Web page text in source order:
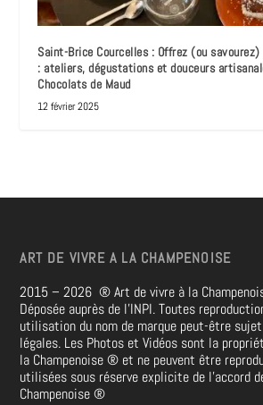
Saint-Brice Courcelles : Offrez (ou savourez)
: ateliers, dégustations et douceurs
Chocolats de Maud
12 février 2025
ART DE VIVRE A LA CHAMPENOISE
2015 – 2026®Art de vivre à la
Déposée auprès de l’INPI. Toutes
utilisation du nom de marque peut-être
légales. Les Photos et Vidéos sont la
la Champenoise® et ne peuvent être
utilisées sous réserve explicite de l’accord
Champenoise®